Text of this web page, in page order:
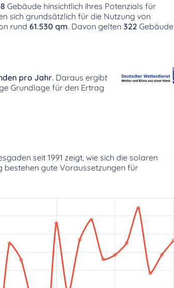
Gebäude hinsichtlich ihres Potenzials für
sich grundsätzlich für die Nutzung von
rund 61.530 qm. Davon gelten 322 Gebäude
pro Jahr. Daraus ergibt
Grundlage für den Ertrag
seit 1991 zeigt, wie sich die solaren
bestehen gute Voraussetzungen für